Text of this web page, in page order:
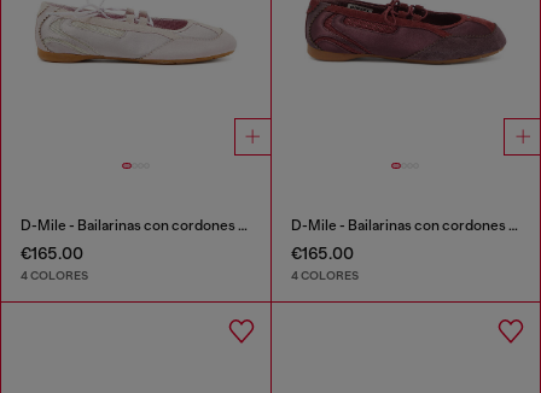
D-Mile - Bailarinas con cordones en piel y malla
€165.00
4 COLORES
D-Mile - Bailarinas con cordones en piel y malla
€165.00
4 COLORES